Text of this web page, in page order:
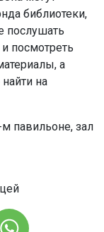
библиотеки,
послушать
посмотреть
а
на
павильоне, зал